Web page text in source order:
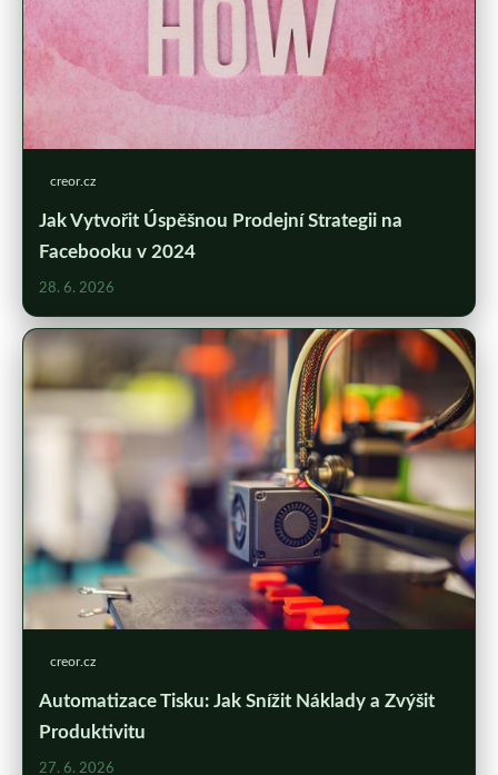
creor.cz
Jak Vytvořit Úspěšnou Prodejní Strategii na
Facebooku v 2024
28. 6. 2026
creor.cz
Automatizace Tisku: Jak Snížit Náklady a Zvýšit
Produktivitu
27. 6. 2026